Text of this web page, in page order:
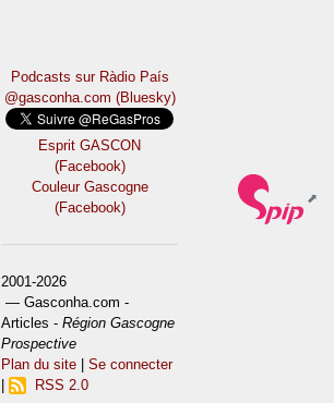
Podcasts sur Ràdio País
@gasconha.com (Bluesky)
Esprit GASCON
(Facebook)
Couleur Gascogne
(Facebook)
2001-2026
— Gasconha.com -
Articles -Région Gascogne
Prospective
Plan du site |Se connecter
RSS 2.0